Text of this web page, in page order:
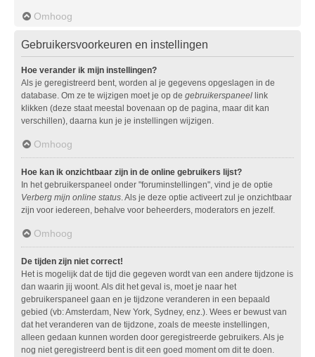
Omhoog
Gebruikersvoorkeuren en instellingen
Hoe verander ik mijn instellingen?
Als je geregistreerd bent, worden al je gegevens opgeslagen in de
database. Om ze te wijzigen moet je op de gebruikerspaneel link
klikken (deze staat meestal bovenaan op de pagina, maar dit kan
verschillen), daarna kun je je instellingen wijzigen.
Omhoog
Hoe kan ik onzichtbaar zijn in de online gebruikers lijst?
In het gebruikerspaneel onder "foruminstellingen", vind je de optie
Verberg mijn online status. Als je deze optie activeert zul je onzichtbaar
zijn voor iedereen, behalve voor beheerders, moderators en jezelf.
Omhoog
De tijden zijn niet correct!
Het is mogelijk dat de tijd die gegeven wordt van een andere tijdzone is
dan waarin jij woont. Als dit het geval is, moet je naar het
gebruikerspaneel gaan en je tijdzone veranderen in een bepaald
gebied (vb: Amsterdam, New York, Sydney, enz.). Wees er bewust van
dat het veranderen van de tijdzone, zoals de meeste instellingen,
alleen gedaan kunnen worden door geregistreerde gebruikers. Als je
nog niet geregistreerd bent is dit een goed moment om dit te doen.